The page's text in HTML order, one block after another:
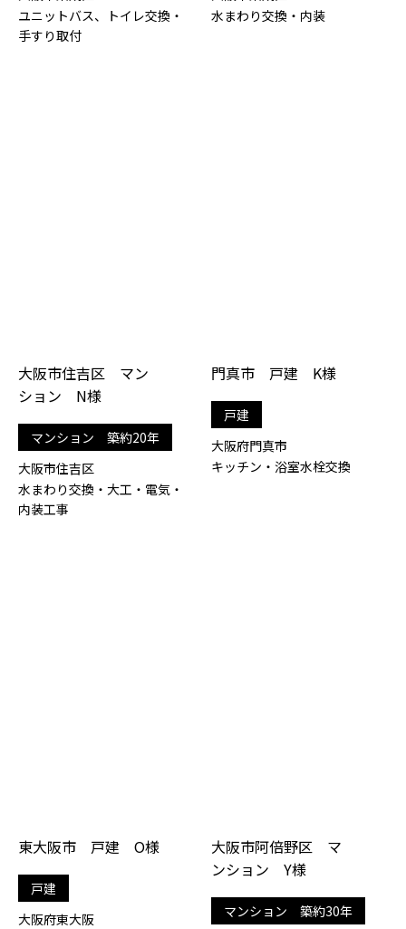
ユニットバス、トイレ交換・
手すり取付
水まわり交換・内装
大阪市住吉区 マン
ション N様
マンション 築約20年
大阪市住吉区
水まわり交換・大工・電気・
内装工事
門真市 戸建 K様
戸建
大阪府門真市
キッチン・浴室水栓交換
東大阪市 戸建 O様
戸建
大阪府東大阪
大阪市阿倍野区 マ
ンション Y様
マンション 築約30年